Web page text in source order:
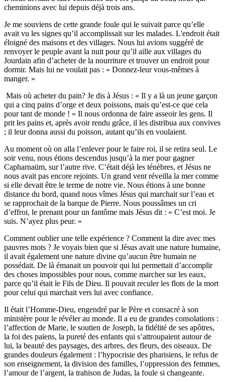
cheminions avec lui depuis déjà trois ans.
Je me souviens de cette grande foule qui le suivait parce qu’elle
avait vu les signes qu’il accomplissait sur les malades. L'endroit était
éloigné des maisons et des villages. Nous lui avions suggéré de
renvoyer le peuple avant la nuit pour qu’il aille aux villages du
Jourdain afin d’acheter de la nourriture et trouver un endroit pour
dormir. Mais lui ne voulait pas : « Donnez-leur vous-mêmes à
manger. »
Mais où acheter du pain? Je dis à Jésus : « Il y a là un jeune garçon
qui a cinq pains d’orge et deux poissons, mais qu’est-ce que cela
pour tant de monde ! » Il nous ordonna de faire asseoir les gens. Il
prit les pains et, après avoir rendu grâce, il les distribua aux convives
; il leur donna aussi du poisson, autant qu’ils en voulaient.
Au moment où on alla l’enlever pour le faire roi, il se retira seul. Le
soir venu, nous étions descendus jusqu’à la mer pour gagner
Capharnaüm, sur l’autre rive. C’était déjà les ténèbres, et Jésus ne
nous avait pas encore rejoints. Un grand vent réveilla la mer comme
si elle devait être le terme de notre vie. Nous étions à une bonne
distance du bord, quand nous vîmes Jésus qui marchait sur l’eau et
se rapprochait de la barque de Pierre. Nous poussâmes un cri
d’effroi, le prenant pour un fantôme mais Jésus dit : « C’est moi. Je
suis. N’ayez plus peur. »
Comment oublier une telle expérience ? Comment la dire avec mes
pauvres mots ? Je voyais bien que si Jésus avait une nature humaine,
il avait également une nature divine qu’aucun être humain ne
possédait. De là émanait un pouvoir qui lui permettait d’accomplir
des choses impossibles pour nous, comme marcher sur les eaux,
parce qu’il était le Fils de Dieu. Il pouvait reculer les flots de la mort
pour celui qui marchait vers lui avec confiance.
Il était l’Homme-Dieu, engendré par le Père et consacré à son
ministère pour le révéler au monde. Il a eu de grandes consolations :
l’affection de Marie, le soutien de Joseph, la fidélité de ses apôtres,
la foi des païens, la pureté des enfants qui s’attroupaient autour de
lui, la beauté des paysages, des arbres, des fleurs, des oiseaux. De
grandes douleurs également : l’hypocrisie des pharisiens, le refus de
son enseignement, la division des familles, l’oppression des femmes,
l’amour de l’argent, la trahison de Judas, la foule si changeante.